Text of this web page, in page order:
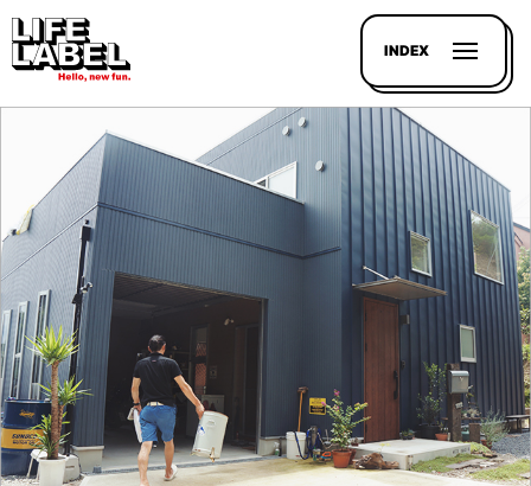
INDEX
記事を
探す
LL
HOUSE
LINE-
UP